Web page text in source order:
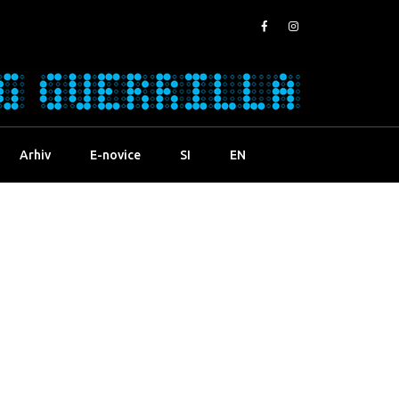
Arhiv E-novice SI EN